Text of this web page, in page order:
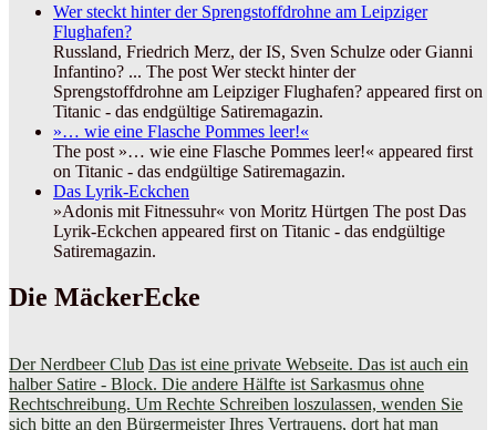
Wer steckt hinter der Sprengstoffdrohne am Leipziger
Flughafen?
Russland, Friedrich Merz, der IS, Sven Schulze oder Gianni
Infantino? ... The post Wer steckt hinter der
Sprengstoffdrohne am Leipziger Flughafen? appeared first on
Titanic - das endgültige Satiremagazin.
»… wie eine Flasche Pommes leer!«
The post »… wie eine Flasche Pommes leer!« appeared first
on Titanic - das endgültige Satiremagazin.
Das Lyrik-Eckchen
»Adonis mit Fitnessuhr« von Moritz Hürtgen The post Das
Lyrik-Eckchen appeared first on Titanic - das endgültige
Satiremagazin.
Die MäckerEcke
Der Nerdbeer Club Das ist eine private Webseite. Das ist auch ein
halber Satire - Block. Die andere Hälfte ist Sarkasmus ohne
Rechtschreibung. Um Rechte Schreiben loszulassen, wenden Sie
sich bitte an den Bürgermeister Ihres Vertrauens, dort hat man